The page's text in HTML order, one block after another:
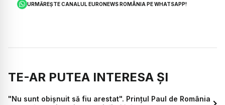
URMĂREȘTE CANALUL EURONEWS ROMÂNIA PE WHATSAPP!
TE-AR PUTEA INTERESA ȘI
"Nu sunt obișnuit să fiu arestat". Prințul Paul de România